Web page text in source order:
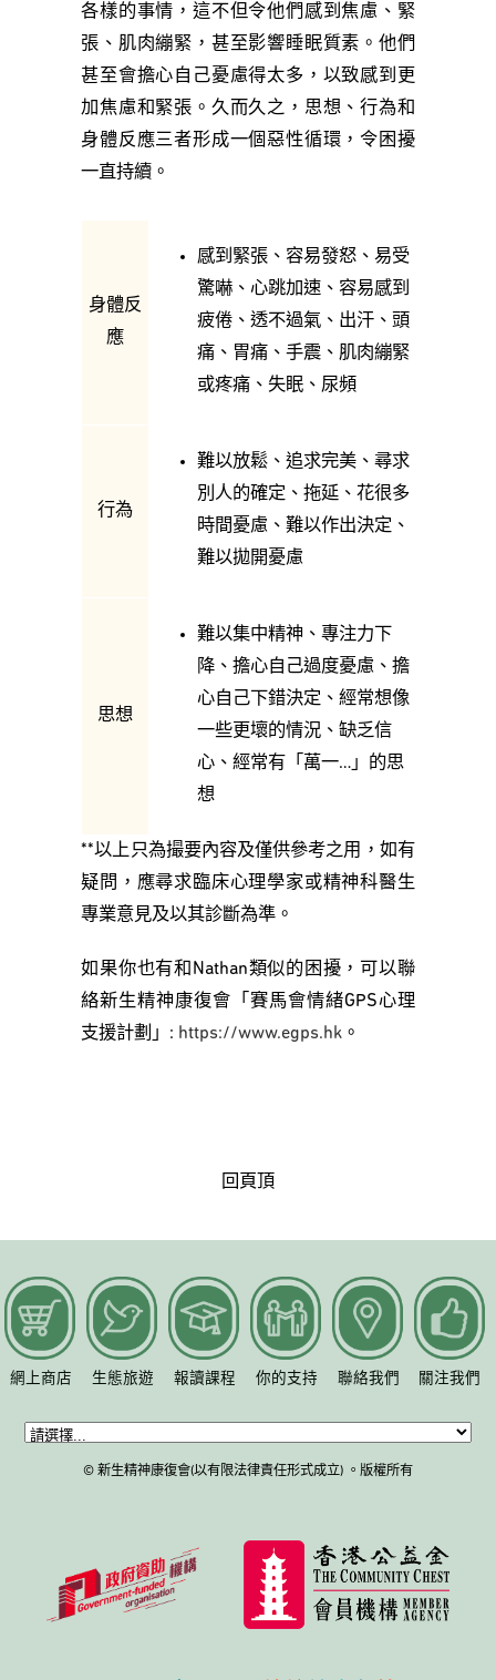
各樣的事情，這不但令他們感到焦慮、緊
張、肌肉繃緊，甚至影響睡眠質素。他們
甚至會擔心自己憂慮得太多，以致感到更
加焦慮和緊張。久而久之，思想、行為和
身體反應三者形成一個惡性循環，令困擾
一直持續。
身體反
應
感到緊張、容易發怒、易受
驚嚇、心跳加速、容易感到
疲倦、透不過氣、出汗、頭
痛、胃痛、手震、肌肉繃緊
或疼痛、失眠、尿頻
行為
難以放鬆、追求完美、尋求
別人的確定、拖延、花很多
時間憂慮、難以作出決定、
難以拋開憂慮
思想
難以集中精神、專注力下
降、擔心自己過度憂慮、擔
心自己下錯決定、經常想像
一些更壞的情況、缺乏信
心、經常有「萬一…」的思
想
**以上只為撮要內容及僅供參考之用，如有
疑問，應尋求臨床心理學家或精神科醫生
專業意見及以其診斷為準。
如果你也有和Nathan類似的困擾，可以聯
絡新生精神康復會「賽馬會情緒GPS心理
支援計劃」: https://www.egps.hk 。
回頁頂
網上商店 生態旅遊 報讀課程 你的支持 聯絡我們 關注我們
© 新生精神康復會(以有限法律責任形式成立) 。版權所有